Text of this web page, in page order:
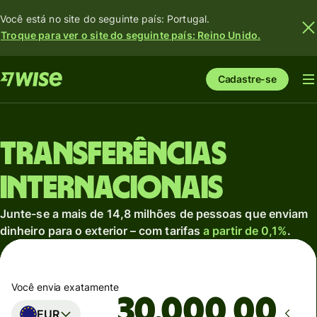
Você está no site do seguinte país: Portugal.
Troque para ver o site do seguinte país: Reino Unido.
Cadastre-se
Transferências
internacionais
Junte-se a mais de 14,8 milhões de pessoas que enviam
dinheiro para o exterior – com tarifasa partir de 0,1%.
Você envia exatamente
EUR